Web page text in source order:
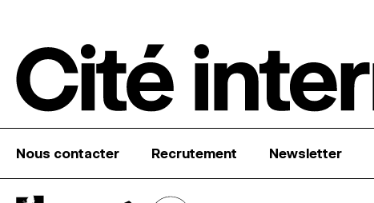
Nous contacter Recrutement Newsletter